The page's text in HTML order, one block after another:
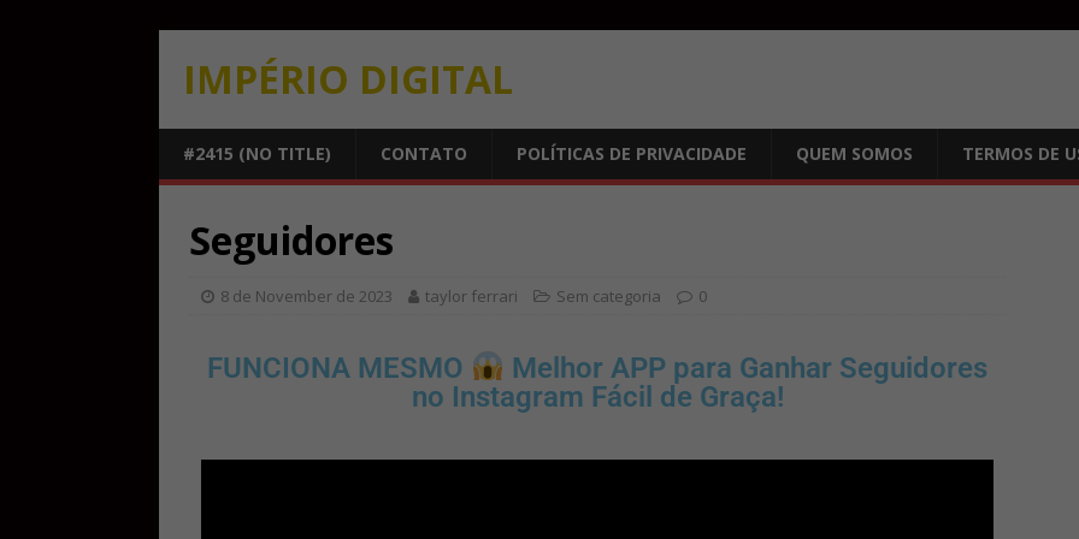
IMPÉRIO DIGITAL
#2415 (NO TITLE) CONTATO POLÍTICAS DE PRIVACIDADE QUEM SOMOS TERMOS DE
Seguidores
8 de November de 2023 taylor ferrari Sem categoria 0
FUNCIONA MESMO
Melhor APP para Ganhar Seguidores
no Instagram Fácil de Graça!